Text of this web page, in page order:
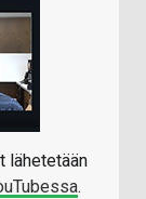
lähetetään
.